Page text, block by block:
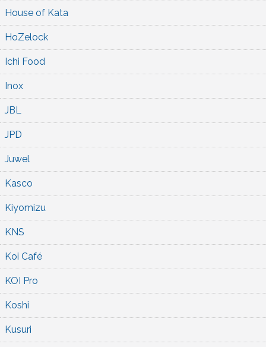
House of Kata
HoZelock
Ichi Food
Inox
JBL
JPD
Juwel
Kasco
Kiyomizu
KNS
Koi Café
KOI Pro
Koshi
Kusuri